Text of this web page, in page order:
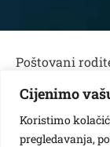
Cijenimo
Koristimo
pregledavanja,
Poštovani
Evo novih
25.05.2020.
Obavijest o